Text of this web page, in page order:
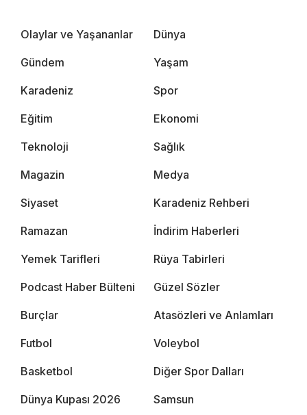
Olaylar ve Yaşananlar Dünya
Gündem Yaşam
Karadeniz Spor
Eğitim Ekonomi
Teknoloji Sağlık
Magazin Medya
Siyaset Karadeniz Rehberi
Ramazan İndirim Haberleri
Yemek Tarifleri Rüya Tabirleri
Podcast Haber Bülteni Güzel Sözler
Burçlar Atasözleri ve Anlamları
Futbol Voleybol
Basketbol Diğer Spor Dalları
Dünya Kupası 2026 Samsun